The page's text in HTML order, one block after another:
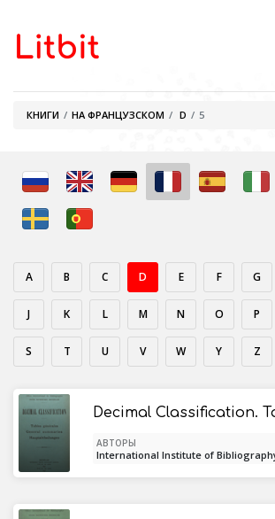
КНИГИ НА ФРАНЦУЗСКОМ D 5
АВТОРЫ
International Institute of
A B C D E F G
J K L M N O P
S T U V W Y Z